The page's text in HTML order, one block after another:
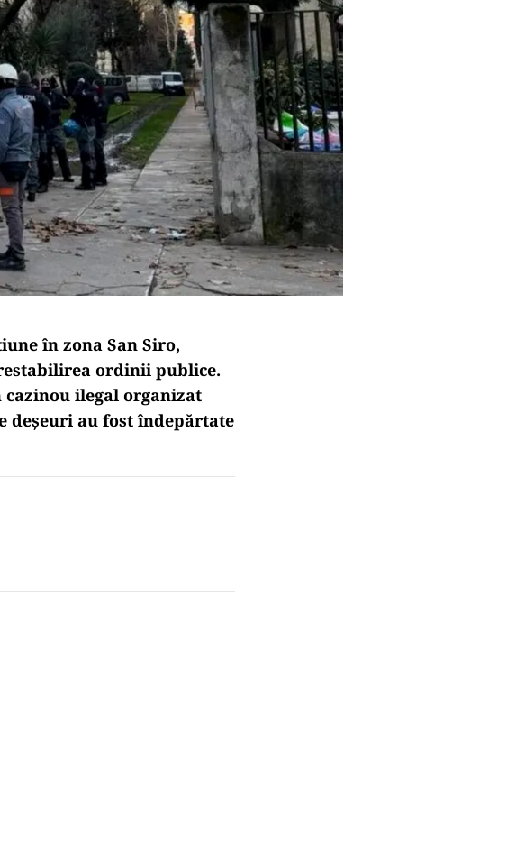
în zona San Siro,
ordinii publice.
ilegal organizat
deșeuri au fost îndepărtate